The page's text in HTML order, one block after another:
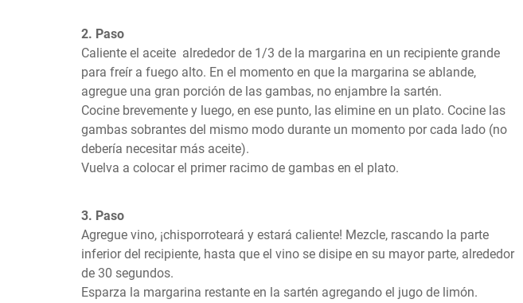
2. Paso
Caliente el aceite  alrededor de 1/3 de la margarina en un recipiente grande
para freír a fuego alto. En el momento en que la margarina se ablande,
agregue una gran porción de las gambas, no enjambre la sartén.
Cocine brevemente y luego, en ese punto, las elimine en un plato. Cocine las
gambas sobrantes del mismo modo durante un momento por cada lado (no
debería necesitar más aceite).
Vuelva a colocar el primer racimo de gambas en el plato.
3. Paso
Agregue vino, ¡chisporroteará y estará caliente! Mezcle, rascando la parte
inferior del recipiente, hasta que el vino se disipe en su mayor parte, alrededor
de 30 segundos.
Esparza la margarina restante en la sartén agregando el jugo de limón.